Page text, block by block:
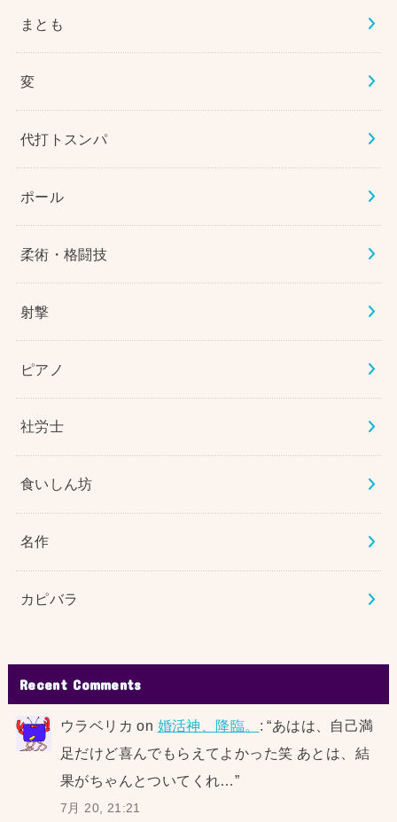
まとも
変
代打トスンパ
ポール
柔術・格闘技
射撃
ピアノ
社労士
食いしん坊
名作
カピバラ
Recent Comments
ウラベリカ on 婚活神、降臨。 : “あはは、自己満
足だけど喜んでもらえてよかった笑 あとは、結
果がちゃんとついてくれ… ”
7月 20, 21:21